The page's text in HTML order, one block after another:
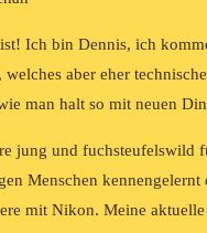
Ich bin Dennis, ich
aber eher
man halt so mit neuen
jung und fuchsteufelswild
Menschen
mit Nikon. Meine